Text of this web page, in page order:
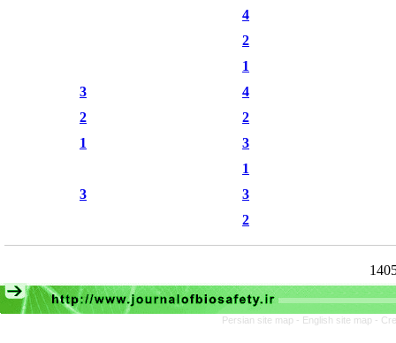
4
2
1
4
3
2
2
3
1
1
3
3
2
Persian site map - English site map -